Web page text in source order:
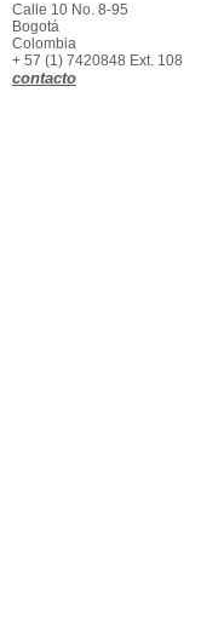
Calle 10 No. 8-95
Bogotá
Colombia
+ 57 (1) 7420848 Ext. 108
contacto